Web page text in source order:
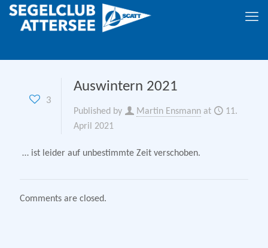
3
Auswintern 2021
Published by Martin Ensmann at
11.
April 2021
… ist leider auf unbestimmte Zeit verschoben.
Comments are closed.